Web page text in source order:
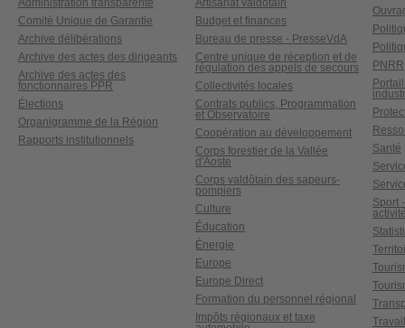
Administration transparente
Comité Unique de Garantie
Archive délibérations
Archive des actes des dirigeants
Archive des actes des
fonctionnaires PPR
Élections
Organigramme de la Région
Rapports institutionnels
Artisanat valdôtain
Budget et finances
Bureau de presse - PresseVdA
Centre unique de réception et de
régulation des appels de secours
Collectivités locales
Contrats publics, Programmation
et Observatoire
Coopération au développement
Corps forestier de la Vallée
d'Aoste
Corps valdôtain des sapeurs-
pompiers
Culture
Éducation
Énergie
Europe
Europe Direct
Formation du personnel régional
Impôts régionaux et taxe
PNRR
Santé
Sport
Travail